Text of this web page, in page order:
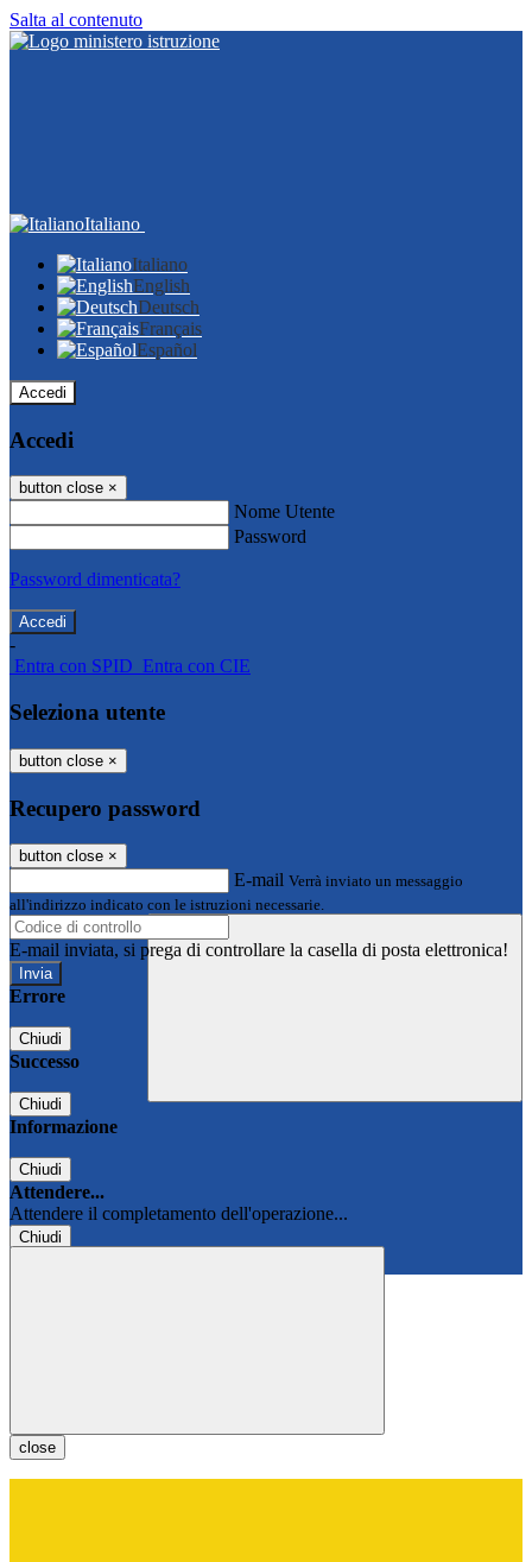
Salta al contenuto
Italiano
Italiano
English
Deutsch
Français
Español
Accedi
Accedi
button close ×
Nome Utente
Password
Password dimenticata?
-
Entra con SPID Entra con CIE
Seleziona utente
button close ×
Recupero password
button close ×
E-mail Verrà inviato un messaggio
all'indirizzo indicato con le istruzioni necessarie.
E-mail inviata, si prega di controllare la casella di posta elettronica!
Errore
Chiudi
Successo
Chiudi
Informazione
Chiudi
Attendere...
Attendere il completamento dell'operazione...
Chiudi
close